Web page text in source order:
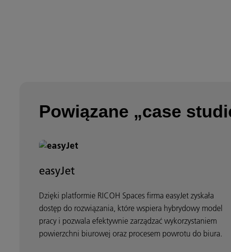
Powiązane „case
easyJet
Dzięki platformie RICOH Spaces firma easyJet zyskała
dostęp do rozwiązania, które wspiera hybrydowy model
pracy i pozwala efektywnie zarządzać wykorzystaniem
powierzchni biurowej oraz procesem powrotu do biura.